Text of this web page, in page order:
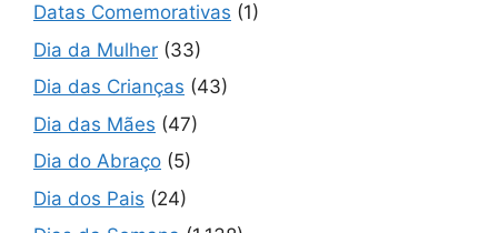
Datas Comemorativas (1)
Dia da Mulher (33)
Dia das Crianças (43)
Dia das Mães (47)
Dia do Abraço (5)
Dia dos Pais (24)